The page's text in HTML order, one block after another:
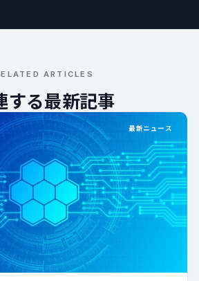
ARTICLES
する最新記事
最新ニュース